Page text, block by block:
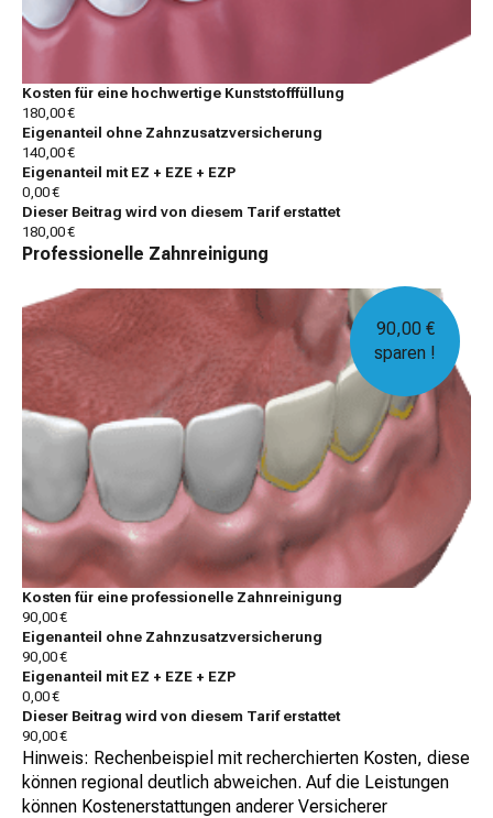
Kosten für eine hochwertige Kunststofffüllung
180,00 €
Eigenanteil ohne Zahnzusatzversicherung
140,00 €
Eigenanteil mit EZ + EZE + EZP
0,00 €
Dieser Beitrag wird von diesem Tarif erstattet
180,00 €
Professionelle Zahnreinigung
90,00 €
sparen !
Kosten für eine professionelle Zahnreinigung
90,00 €
Eigenanteil ohne Zahnzusatzversicherung
90,00 €
Eigenanteil mit EZ + EZE + EZP
0,00 €
Dieser Beitrag wird von diesem Tarif erstattet
90,00 €
Hinweis: Rechenbeispiel mit recherchierten Kosten, diese
können regional deutlich abweichen. Auf die Leistungen
können Kostenerstattungen anderer Versicherer